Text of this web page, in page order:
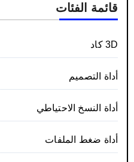
قائمة الفئات
3D كاد
أداة التصميم
أداة النسخ الاحتياطي
أداة ضغط الملفات